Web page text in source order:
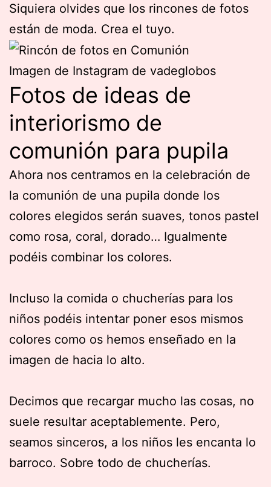
Siquiera olvides que los rincones de fotos
están de moda. Crea el tuyo.
Imagen de Instagram de vadeglobos
Fotos de ideas de
interiorismo de
comunión para pupila
Ahora nos centramos en la celebración de
la comunión de una pupila donde los
colores elegidos serán suaves, tonos pastel
como rosa, coral, dorado… Igualmente
podéis combinar los colores.
Incluso la comida o chucherías para los
niños podéis intentar poner esos mismos
colores como os hemos enseñado en la
imagen de hacia lo alto.
Decimos que recargar mucho las cosas, no
suele resultar aceptablemente. Pero,
seamos sinceros, a los niños les encanta lo
barroco. Sobre todo de chucherías.